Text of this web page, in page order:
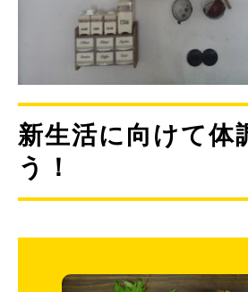
新生活に向けて体
う！